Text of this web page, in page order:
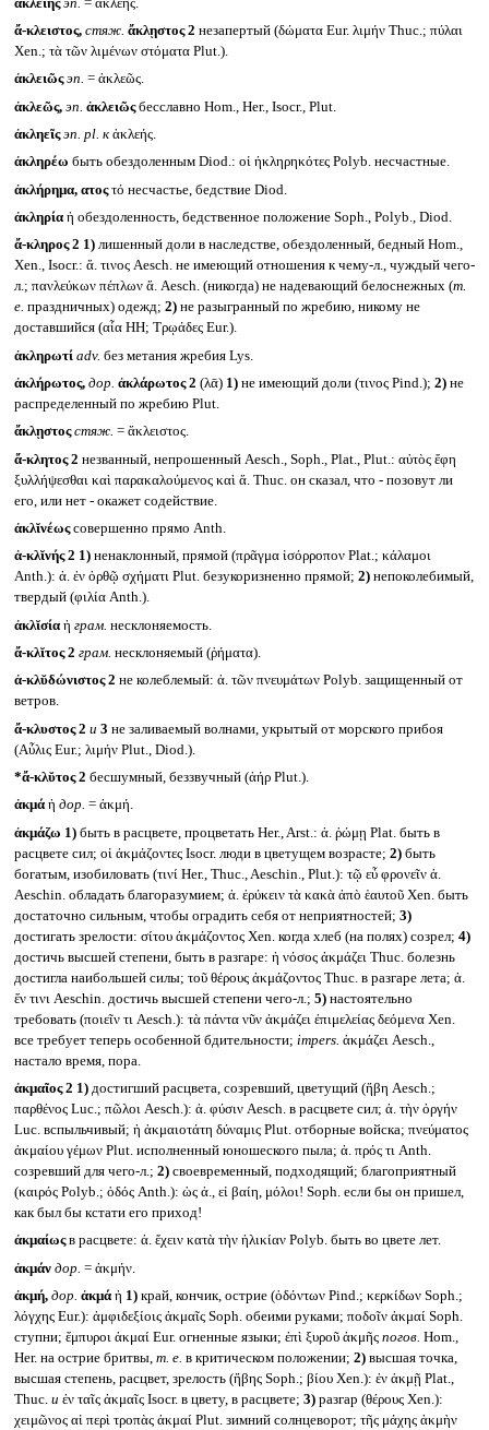
ἄ-κλειστος, стяж. ἄκλῃστος 2 незапертый (δώματα Eur. λιμήν Thuc.; πύλαι
Xen.; τὰ τῶν λιμένων στόματα Plut.).
ἀκλειῶς эп. = ἀκλεῶς.
ἀκλεῶς, эп. ἀκλειῶςбесславно Hom., Her., Isocr., Plut.
ἀκληεῖς эп. pl. кἀκλεής.
ἀκληρέω быть обездоленным Diod.: οἱ ἠκληρηκότες Polyb. несчастные.
ἀκλήρημα, ατοςτό несчастье, бедствие Diod.
ἀκληρία ἡ обездоленность, бедственное положение Soph., Polyb., Diod.
ἄ-κληρος 2 1)лишенный доли в наследстве, обездоленный, бедный Hom.,
Xen., Isocr.: ἄ. τινος Aesch. не имеющий отношения к чему-л., чуждый чего-
л.; πανλεύκων πέπλων ἄ. Aesch. (никогда) не надевающий белоснежных (т.
е. праздничных) одежд; 2)не разыгранный по жребию, никому не
доставшийся (αἶα HH; Τρῳάδες Eur.).
ἀκληρωτί adv. без метания жребия Lys.
ἀκλήρωτος, дор. ἀκλάρωτος 2 (λᾱ) 1)не имеющий доли (τινος Pind.); 2)не
распределенный по жребию Plut.
ἄκλῃστος стяж. = ἄκλειστος.
ἄ-κλητος 2 незванный, непрошенный Aesch., Soph., Plat., Plut.: αὐτὸς ἔφη
ξυλλήψεσθαι καὶ παρακαλούμενος καὶ ἄ. Thuc. он сказал, что - позовут ли
его, или нет - окажет содействие.
ἀκλῐνέωςсовершенно прямо Anth.
ἀ-κλῐνής 2 1)ненаклонный, прямой (πρᾶγμα ἰσόρροπον Plat.; κάλαμοι
Anth.): ἀ. ἐν ὀρθῷ σχήματι Plut. безукоризненно прямой; 2)непоколебимый,
твердый (φιλία Anth.).
ἀκλῐσία ἡ грам. несклоняемость.
ἄ-κλῐτος 2 грам. несклоняемый (ῥήματα).
ἀ-κλῠδώνιστος 2 не колеблемый: ἀ. τῶν πνευμάτων Polyb. защищенный от
ветров.
ἄ-κλυστος 2 и 3 не заливаемый волнами, укрытый от морского прибоя
(Αὖλις Eur.; λιμήν Plut., Diod.).
*ἄ-κλῠτος 2 бесшумный, беззвучный (ἀήρ Plut.).
ἀκμά ἡ дор. = ἀκμή.
ἀκμάζω 1)быть в расцвете, процветать Her., Arst.: ἀ. ῥώμῃ Plat. быть в
расцвете сил; οἱ ἀκμάζοντες Isocr. люди в цветущем возрасте; 2)быть
богатым, изобиловать (τινί Her., Thuc., Aeschin., Plut.): τῷ εὖ φρονεῖν ἀ.
Aeschin. обладать благоразумием; ἀ. ἐρύκειν τὰ κακὰ ἀπὸ ἑαυτοῦ Xen. быть
достаточно сильным, чтобы оградить себя от неприятностей; 3)
достигать зрелости: σίτου ἀκμάζοντος Xen. когда хлеб (на полях) созрел; 4)
достичь высшей степени, быть в разгаре: ἡ νόσος ἀκμάζει Thuc. болезнь
достигла наибольшей силы; τοῦ θέρους ἀκμάζοντος Thuc. в разгаре лета; ἀ.
ἔν τινι Aeschin. достичь высшей степени чего-л.; 5)настоятельно
требовать (ποιεῖν τι Aesch.): τὰ πάντα νῦν ἀκμάζει ἐπιμελείας δεόμενα Xen.
все требует теперь особенной бдительности; impers. ἀκμάζει Aesch.,
настало время, пора.
ἀκμαῖος 2 1)достигший расцвета, созревший, цветущий (ἥβη Aesch.;
παρθένος Luc.; πῶλοι Aesch.): ἀ. φύσιν Aesch. в расцвете сил; ἀ. τὴν ὀργήν
Luc. вспыльчивый; ἡ ἀκμαιοτάτη δύναμις Plut. отборные войска; πνεύματος
ἀκμαίου γέμων Plut. исполненный юношеского пыла; ἀ. πρός τι Anth.
созревший для чего-л.; 2)своевременный, подходящий; благоприятный
(καιρός Polyb.; ὁδός Anth.): ὡς ἀ., εἰ βαίη, μόλοι! Soph. если бы он пришел,
как был бы кстати его приход!
ἀκμαίωςв расцвете: ἀ. ἔχειν κατὰ τὴν ἡλικίαν Polyb. быть во цвете лет.
ἀκμάν дор. = ἀκμήν.
ἀκμή, дор. ἀκμάἡ 1)край, кончик, острие (ὀδόντων Pind.; κερκίδων Soph.;
λόγχης Eur.): ἀμφιδεξίοις ἀκμαῖς Soph. обеими руками; ποδοῖν ἀκμαί Soph.
ступни; ἔμπυροι ἀκμαί Eur. огненные языки; ἐπὶ ξυροῦ ἀκμῆς погов. Hom.,
Her. на острие бритвы,т. е. в критическом положении; 2)высшая точка,
высшая степень, расцвет, зрелость (ἤβης Soph.; βίου Xen.): ἐν ἀκμῇ Plat.,
Thuc. и ἐν ταῖς ἀκμαῖς Isocr. в цвету, в расцвете; 3)разгар (θέρους Xen.):
χειμῶνος αἱ περὶ τροπὰς ἀκμαί Plut. зимний солнцеворот; τῆς μάχης ἀκμὴν